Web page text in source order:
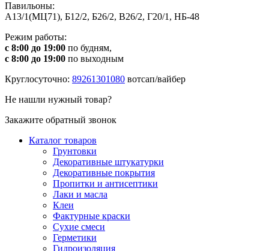
Павильоны:
А13/1(МЦ71), Б12/2, Б26/2, В26/2, Г20/1, НБ-48
Режим работы:
с 8:00 до 19:00 по будням,
с 8:00 до 19:00 по выходным
Круглосуточно: 89261301080 вотсап/вайбер
Не нашли нужный товар?
Закажите обратный звонок
Каталог товаров
Грунтовки
Декоративные штукатурки
Декоративные покрытия
Пропитки и антисептики
Лаки и масла
Клеи
Фактурные краски
Сухие смеси
Герметики
Гидроизоляция